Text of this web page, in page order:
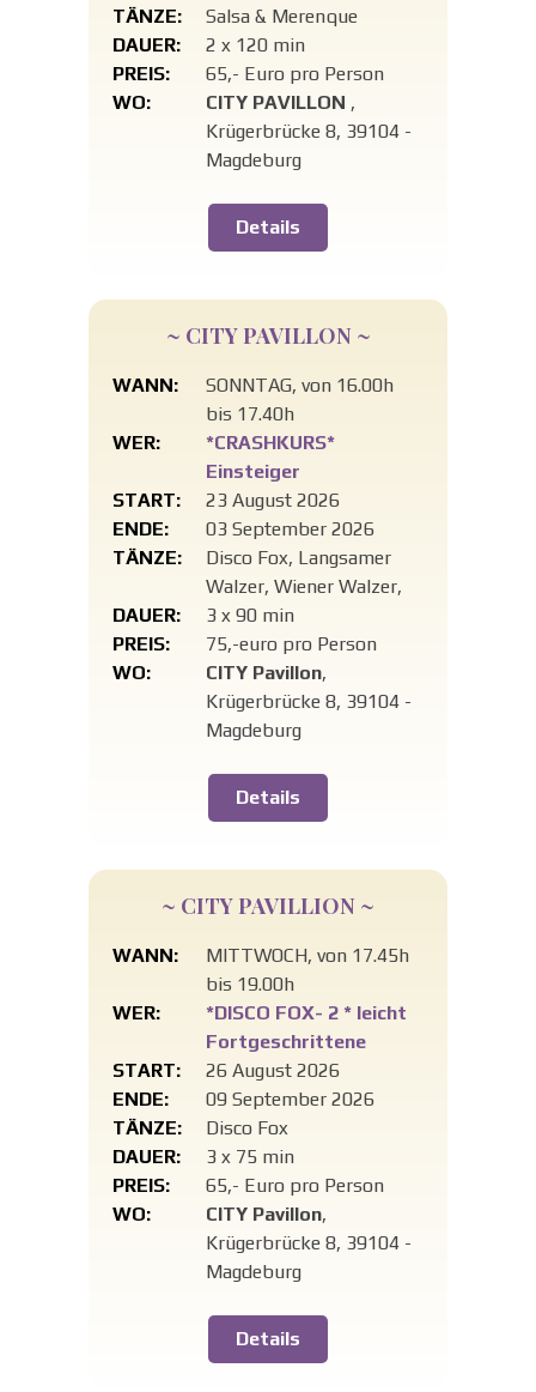
TÄNZE:
Salsa & Merenque
DAUER:
2 x 120 min
PREIS:
65,- Euro pro Person
WO:
CITY PAVILLON ,
Krügerbrücke 8, 39104 -
Magdeburg
Details
~ CITY PAVILLON ~
WANN:
SONNTAG, von 16.00h
bis 17.40h
WER:
*CRASHKURS*
Einsteiger
START:
23 August 2026
ENDE:
03 September 2026
TÄNZE:
Disco Fox, Langsamer
Walzer, Wiener Walzer,
DAUER:
3 x 90 min
PREIS:
75,-euro pro Person
WO:
CITY Pavillon,
Krügerbrücke 8, 39104 -
Magdeburg
Details
~ CITY PAVILLION ~
WANN:
MITTWOCH, von 17.45h
bis 19.00h
WER:
*DISCO FOX- 2 * leicht
Fortgeschrittene
START:
26 August 2026
ENDE:
09 September 2026
TÄNZE:
Disco Fox
DAUER:
3 x 75 min
PREIS:
65,- Euro pro Person
WO:
CITY Pavillon,
Krügerbrücke 8, 39104 -
Magdeburg
Details